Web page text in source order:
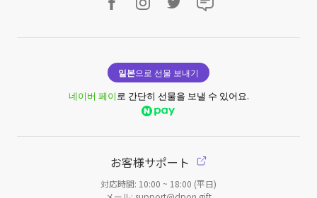
일본으로 선물 보내기
네이버 페이로 간단히 선물을 보낼 수 있어요.
お客様サポート
対応時間: 10:00 ~ 18:00 (平日)